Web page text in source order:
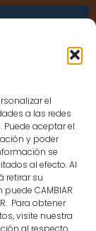
el
a las redes
aceptar el
y poder
se
al efecto. Al
retirar su
CAMBIAR
Para obtener
visite nuestra
al respecto,